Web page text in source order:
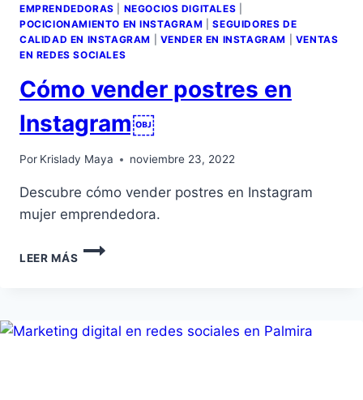
EMPRENDEDORAS
NEGOCIOS DIGITALES
POCICIONAMIENTO EN INSTAGRAM |SEGUIDORES DE
CALIDAD EN INSTAGRAM
VENDER EN INSTAGRAM
VENTAS
EN REDES SOCIALES
Cómo vender postres en
Instagram￼
Por Krislady Maya noviembre 23, 2022
Descubre cómo vender postres en Instagram
mujer emprendedora.
LEER MÁS